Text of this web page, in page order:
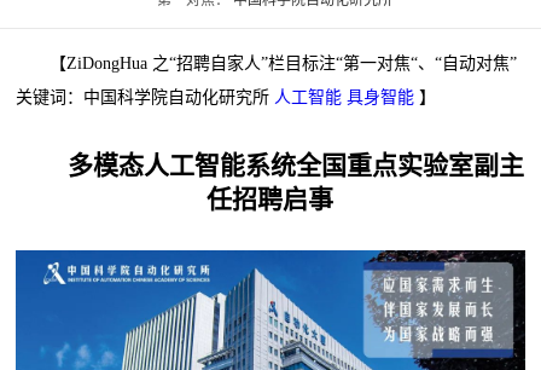
【ZiDongHua 之“招聘自家人”栏目标注“第一对焦“、“自动对焦”
关键词：中国科学院自动化研究所 人工智能 具身智能 】
多模态人工智能系统全国重点实验室副主
任招聘启事